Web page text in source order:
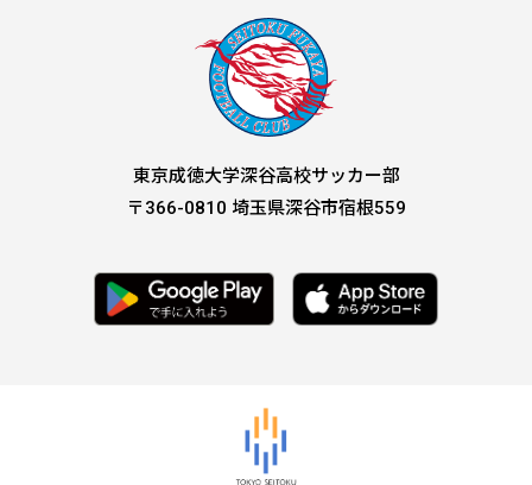
東京成徳大学深谷高校サッカー部
〒 366-0810 埼玉県深谷市宿根559